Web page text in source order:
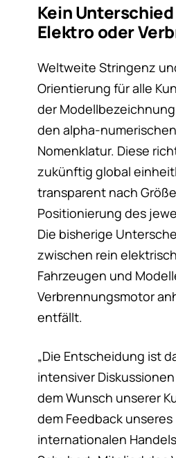
Kein
Elektro oder
Weltweite Stringenz
Orientierung für alle
der
den alpha-
Nomenklatur. Diese
zukünftig global
transparent nach
Positionierung des
Die bisherige
zwischen rein
Fahrzeugen und
Verbrennungsmotor
entfällt.
„Die Entscheidung ist
intensiver
dem Wunsch unserer
dem Feedback unseres
internationalen